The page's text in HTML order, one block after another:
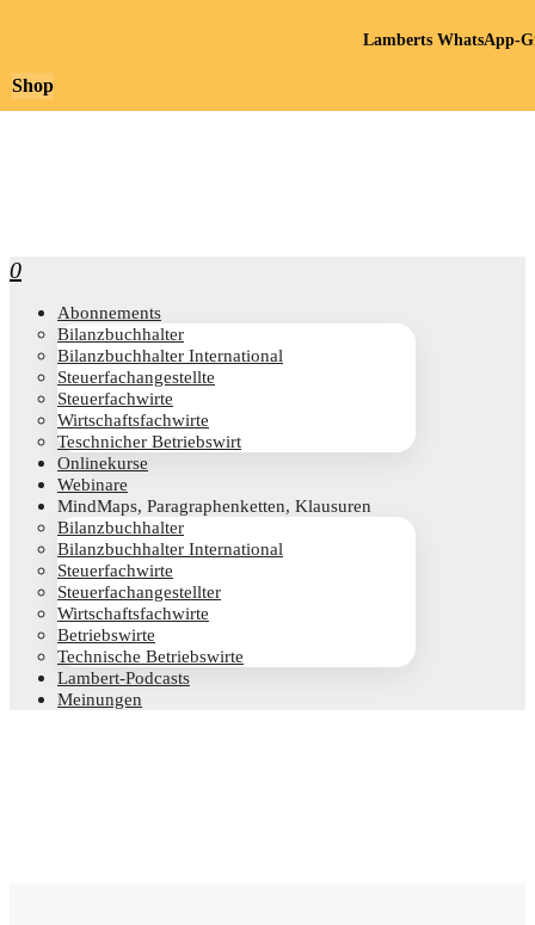
0
Abon­ne­ments
Bilanz­buch­hal­ter
Bilanz­buch­hal­ter International
Steu­er­fach­an­ge­stell­te
Steu­er­fach­wir­te
Wirt­schafts­fach­wir­te
Teschni­cher Betriebswirt
Online­kur­se
Web­i­na­re
Mind­Maps, Para­gra­phen­ket­ten, Klausuren
Bilanz­buch­hal­ter
Bilanz­buch­hal­ter International
Steu­er­fach­wir­te
Steu­er­fach­an­ge­stell­ter
Wirt­schafts­fach­wir­te
Betriebs­wir­te
Tech­ni­sche Betriebswirte
Lam­­bert-Pod­­casts
Mei­nun­gen
Shop
Lamberts WhatsApp-